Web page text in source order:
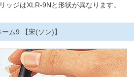
ッジはXLR-9Nと形状が異なります。
ム9 【宋(ソン)】